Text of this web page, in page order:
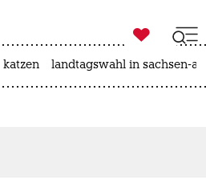
zahl ich
ich

taz zahl ich
katzen landtagswahl in sachsen-